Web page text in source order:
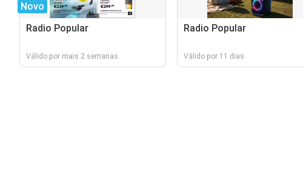
Novo
Radio Popular
Válido por mais 2 semanas
Radio Popular
Válido por 11 dias